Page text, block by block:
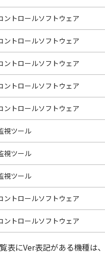
ントロールソフトウェア
ントロールソフトウェア
ントロールソフトウェア
ントロールソフトウェア
ントロールソフトウェア
視ツール
視ツール
視ツール
ントロールソフトウェア
ントロールソフトウェア
表にVer表記がある機種は